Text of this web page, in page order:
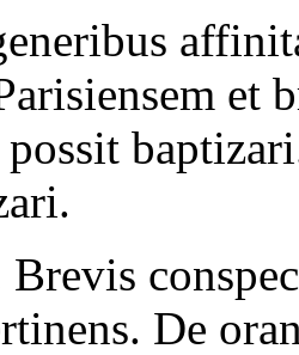
et
Brevis
De